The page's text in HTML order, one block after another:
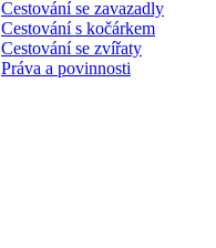
Cestování se zavazadly
Cestování s kočárkem
Cestování se zvířaty
Práva a povinnosti